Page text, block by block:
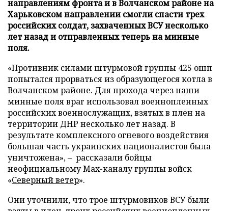
направлениям фронта и в Волчанском районе на
Харьковском направлении смогли спасти трех
российских солдат, захваченных ВСУ несколько
лет назад и отправленных теперь на минные
поля.
«Противник силами штурмовой группы 425 ошп
попытался прорваться из образующегося котла в
Волчанском районе. Для прохода через наши
минные поля враг использовал военнопленных
российских военнослужащих, взятых в плен на
территории ДНР несколько лет назад. В
результате комплексного огневого воздействия
большая часть украинских националистов была
уничтожена», – рассказали бойцы
неофициальному Max-каналу группы войск
«Северный ветер».
Они уточнили, что трое штурмовиков ВСУ были